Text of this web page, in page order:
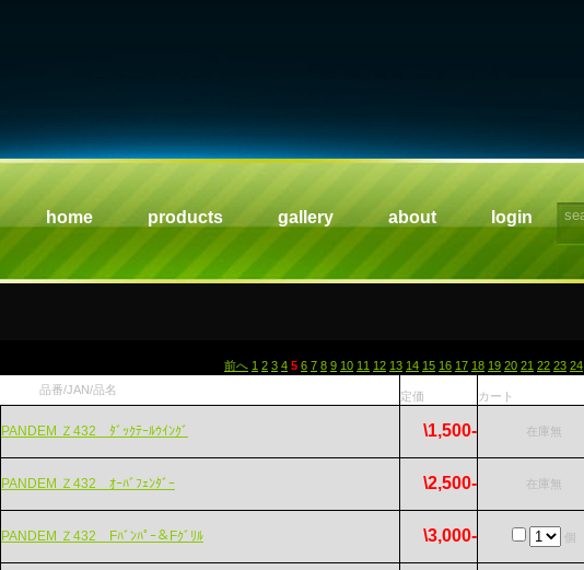
home products gallery about login
前へ 1 2 3 4 5 6 7 8 9 10 11 12 13 14 15 16 17 18 19 20 21 22 23 24
品番/JAN/品名
定価 カート
PANDEM Ｚ432 ﾀﾞｯｸﾃｰﾙｳｲﾝｸﾞ \1,500- 在庫無
PANDEM Ｚ432 ｵｰﾊﾞﾌｪﾝﾀﾞｰ \2,500- 在庫無
PANDEM Ｚ432 Fﾊﾞﾝﾊﾟｰ＆Fｸﾞﾘﾙ \3,000- 個